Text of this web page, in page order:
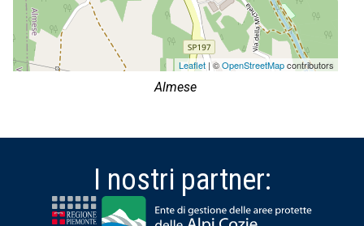
Leaflet | ©OpenStreetMapcontributors
Almese
I nostri partner: